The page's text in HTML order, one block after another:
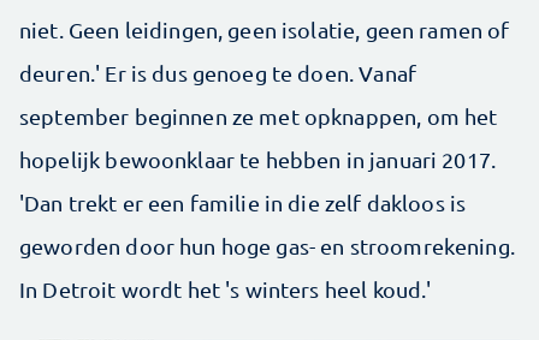
niet. Geen leidingen, geen isolatie, geen ramen of
deuren.' Er is dus genoeg te doen. Vanaf
september beginnen ze met opknappen, om het
hopelijk bewoonklaar te hebben in januari 2017.
'Dan trekt er een familie in die zelf dakloos is
geworden door hun hoge gas- en stroomrekening.
In Detroit wordt het 's winters heel koud.'